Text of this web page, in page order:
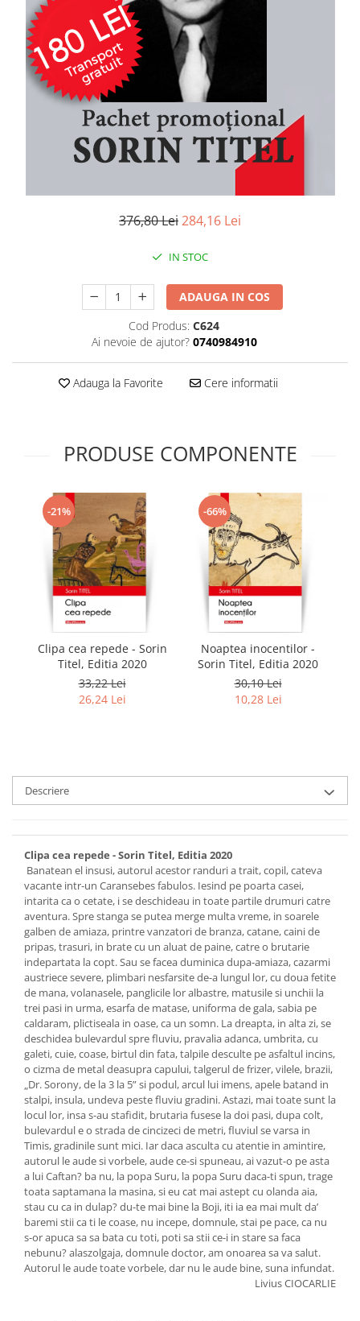
Literatura
Clasica
Contemporana
Moderna
Romana
Non-fictiune
Publicistica / Reportaje / Interviuri
Sociologie si filozofie
376,80 Lei284,16 Lei
IN STOC
ADAUGA IN COS
Cod Produs: C624
Ai nevoie de ajutor? 0740984910
Adauga la Favorite Cere informatii
PRODUSE COMPONENTE
-21%
Clipa cea repede - Sorin
Titel, Editia 2020
33,22 Lei
26,24 Lei
-66%
Noaptea inocentilor -
Sorin Titel, Editia 2020
30,10 Lei
10,28 Lei
Descriere
Clipa cea repede - Sorin Titel, Editia 2020
Banatean el insusi, autorul acestor randuri a trait, copil, cateva
vacante intr-un Caransebes fabulos. Iesind pe poarta casei,
intarita ca o cetate, i se deschideau in toate partile drumuri catre
aventura. Spre stanga se putea merge multa vreme, in soarele
galben de amiaza, printre vanzatori de branza, catane, caini de
pripas, trasuri, in brate cu un aluat de paine, catre o brutarie
indepartata la copt. Sau se facea duminica dupa-amiaza, cazarmi
austriece severe, plimbari nesfarsite de-a lungul lor, cu doua fetite
de mana, volanasele, panglicile lor albastre, matusile si unchii la
trei pasi in urma, esarfa de matase, uniforma de gala, sabia pe
caldaram, plictiseala in oase, ca un somn. La dreapta, in alta zi, se
deschidea bulevardul spre fluviu, pravalia adanca, umbrita, cu
galeti, cuie, coase, birtul din fata, talpile desculte pe asfaltul incins,
o cizma de metal deasupra capului, talgerul de frizer, vilele, brazii,
„Dr. Sorony, de la 3 la 5” si podul, arcul lui imens, apele batand in
stalpi, insula, undeva peste fluviu gradini. Astazi, mai toate sunt la
locul lor, insa s-au stafidit, brutaria fusese la doi pasi, dupa colt,
bulevardul e o strada de cincizeci de metri, fluviul se varsa in
Timis, gradinile sunt mici. Iar daca asculta cu atentie in amintire,
autorul le aude si vorbele, aude ce-si spuneau, ai vazut-o pe asta
a lui Caftan? ba nu, la popa Suru, la popa Suru daca-ti spun, trage
toata saptamana la masina, si eu cat mai astept cu olanda aia,
stau cu ca in dulap? du-te mai bine la Boji, iti ia ea mai mult da’
baremi stii ca ti le coase, nu incepe, domnule, stai pe pace, ca nu
s-or apuca sa sa bata cu toti, poti sa stii ce-i in stare sa faca
nebunu? alaszolgaja, domnule doctor, am onoarea sa va salut.
Autorul le aude toate vorbele, dar nu le aude bine, suna infundat.
Livius CIOCARLIE